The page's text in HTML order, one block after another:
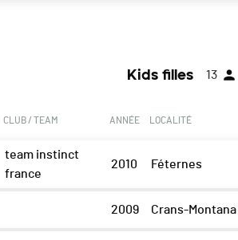
Kids filles 13
CLUB / TEAM ANNÉE LOCALITÉ
team instinct
france
2010 Féternes
2009 Crans-Montana